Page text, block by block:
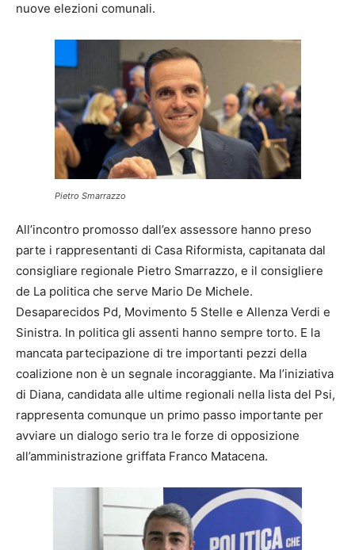
nuove elezioni comunali.
Pietro Smarrazzo
All’incontro promosso dall’ex assessore hanno preso
parte i rappresentanti di Casa Riformista, capitanata dal
consigliare regionale Pietro Smarrazzo, e il consigliere
de La politica che serve Mario De Michele.
Desaparecidos Pd, Movimento 5 Stelle e Allenza Verdi e
Sinistra. In politica gli assenti hanno sempre torto. E la
mancata partecipazione di tre importanti pezzi della
coalizione non è un segnale incoraggiante. Ma l’iniziativa
di Diana, candidata alle ultime regionali nella lista del Psi,
rappresenta comunque un primo passo importante per
avviare un dialogo serio tra le forze di opposizione
all’amministrazione griffata Franco Matacena.